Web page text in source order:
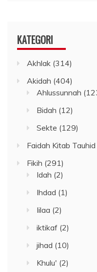
KATEGORI
Akhlak (314)
Akidah (404)
Ahlussunnah
Bidah (12)
Sekte (129)
Faidah Kitab Tauhid
Fikih (291)
Idah (2)
Ihdad (1)
Iilaa (2)
iktikaf (2)
jihad (10)
Khulu' (2)